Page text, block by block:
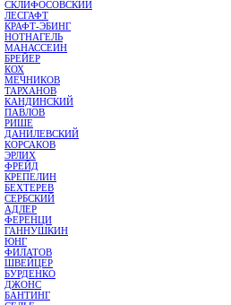
СКЛИФОСОВСКИЙ
ЛЕСГАФТ
КРАФТ-ЭБИНГ
НОТНАГЕЛЬ
МАНАССЕИН
БРЕЙЕР
КОХ
МЕЧНИКОВ
ТАРХАНОВ
КАНДИНСКИЙ
ПАВЛОВ
РИШЕ
ДАНИЛЕВСКИЙ
КОРСАКОВ
ЭРЛИХ
ФРЕЙД
КРЕПЕЛИН
БЕХТЕРЕВ
СЕРБСКИЙ
АДЛЕР
ФЕРЕНЦИ
ГАННУШКИН
ЮНГ
ФИЛАТОВ
ШВЕЙЦЕР
БУРДЕНКО
ДЖОНС
БАНТИНГ